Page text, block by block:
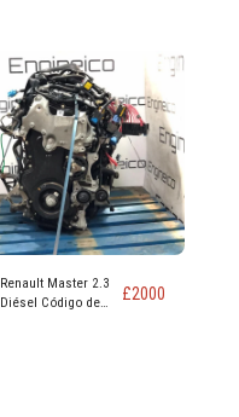
Renault Master 2.3
Diésel Código de
£2000